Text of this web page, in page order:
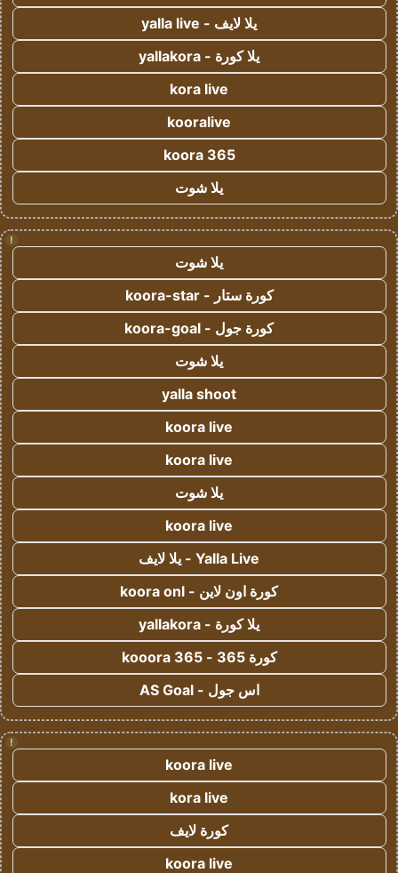
يلا لايف - yalla live
يلا كورة - yallakora
kora live
kooralive
koora 365
يلا شوت
!
يلا شوت
كورة ستار - koora-star
كورة جول - koora-goal
يلا شوت
yalla shoot
koora live
koora live
يلا شوت
koora live
Yalla Live - يلا لايف
كورة اون لاين - koora onl
يلا كورة - yallakora
كورة 365 - kooora 365
اس جول - AS Goal
!
koora live
kora live
كورة لايف
koora live